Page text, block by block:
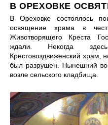
В ОРЕХОВКЕ
В Ореховке состоялось
освящение храма в
Животворящего Креста
ждали. Некогда
Крестовоздвиженский храм,
был разрушен. Нынешний
возле сельского кладбища.